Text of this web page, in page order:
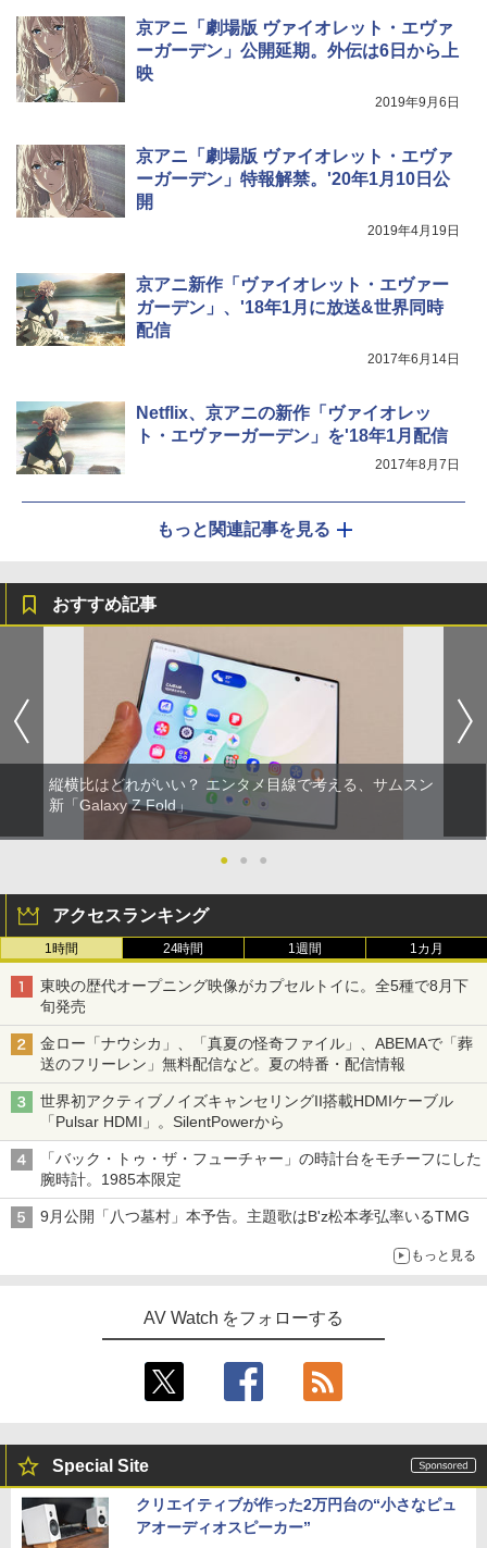
京アニ「劇場版 ヴァイオレット・エヴァ
ーガーデン」公開延期。外伝は6日から上
映
2019年9月6日
京アニ「劇場版 ヴァイオレット・エヴァ
ーガーデン」特報解禁。'20年1月10日公
開
2019年4月19日
京アニ新作「ヴァイオレット・エヴァー
ガーデン」、'18年1月に放送&世界同時
配信
2017年6月14日
Netflix、京アニの新作「ヴァイオレッ
ト・エヴァーガーデン」を'18年1月配信
2017年8月7日
もっと関連記事を見る
おすすめ記事
縦横比はどれがいい？ エンタメ目線で考える、サムスン
新「Galaxy Z Fold」
● ● ●
アクセスランキング
1時間 24時間 1週間 1カ月
東映の歴代オープニング映像がカプセルトイに。全5種で8月下
旬発売
金ロー「ナウシカ」、「真夏の怪奇ファイル」、ABEMAで「葬
送のフリーレン」無料配信など。夏の特番・配信情報
世界初アクティブノイズキャンセリングII搭載HDMIケーブル
「Pulsar HDMI」。SilentPowerから
「バック・トゥ・ザ・フューチャー」の時計台をモチーフにした
腕時計。1985本限定
9月公開「八つ墓村」本予告。主題歌はB'z松本孝弘率いるTMG
もっと見る
AV Watch をフォローする
Special Site
クリエイティブが作った2万円台の“小さなピュ
アオーディオスピーカー”